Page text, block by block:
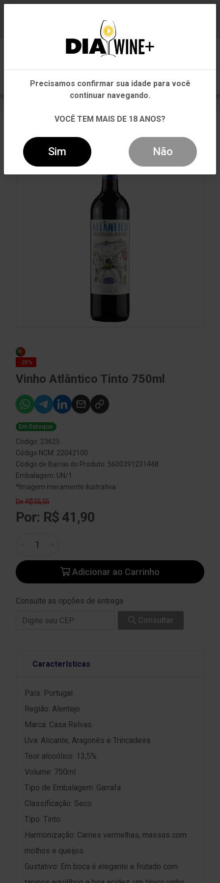
VINHO ATLÂNTICO TINTO 750ML
-25%
Vinho Atlântico Tinto 750ml
Em Estoque
Código: 23625
Código NCM: 22042100
Código de Barras do Produto: 5600391231448
Embalagem: UN/1
*Imagem meramente ilustrativa
De: R$ 55,55
Por: R$ 41,90
Adicionar ao Carrinho
Consulte as opções de entrega
Consultar
Características
País: Portugal
Região: Alentejo
Marca: Casa Relvas
Uva: Alicante, Aragonês e Trincadeira
Teor alcoólico: 13,5%
Volume: 750ml
Tipo de Embalagem: Garrafa
Classificação: Seco
Tipo: Tinto
Harmonização: Carnes vermelhas, massas com
molhos e queijos.
Gustativo: Em boca é elegante e frutado com
Em que Estado você está?
Pernambuco
Outros Estados
Precisamos confirmar sua idade para você
continuar navegando.
VOCÊ TEM MAIS DE 18 ANOS?
Sim Não